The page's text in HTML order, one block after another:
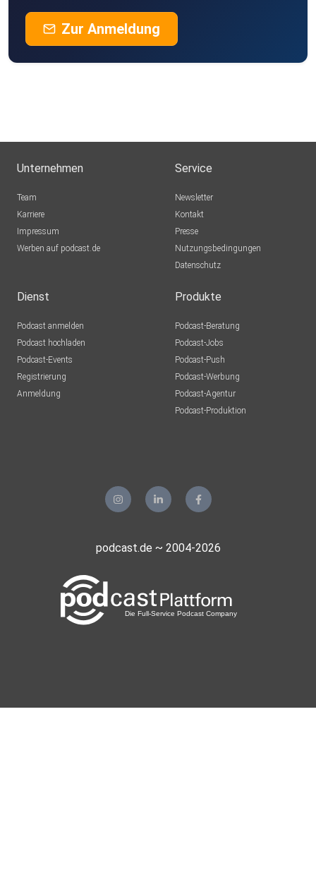
Zur Anmeldung
Unternehmen
Team
Karriere
Impressum
Werben auf podcast.de
Service
Newsletter
Kontakt
Presse
Nutzungsbedingungen
Datenschutz
Dienst
Podcast anmelden
Podcast hochladen
Podcast-Events
Registrierung
Anmeldung
Produkte
Podcast-Beratung
Podcast-Jobs
Podcast-Push
Podcast-Werbung
Podcast-Agentur
Podcast-Produktion
podcast.de ~ 2004-2026